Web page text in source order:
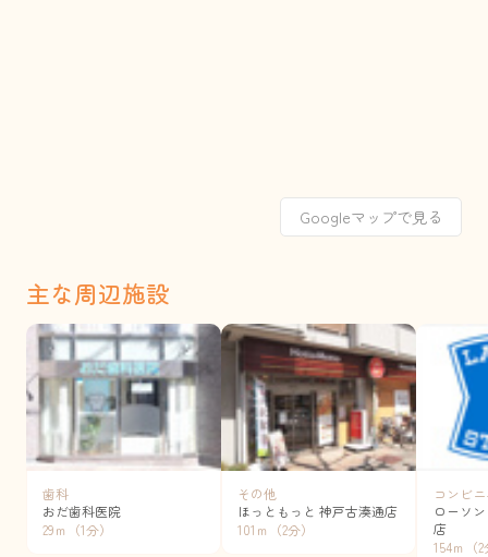
Googleマップで見る
主な周辺施設
歯科
おだ歯科医院
29ｍ（1分）
その他
ほっともっと 神戸古湊通店
101ｍ（2分）
コンビ
ローソ
店
154ｍ（